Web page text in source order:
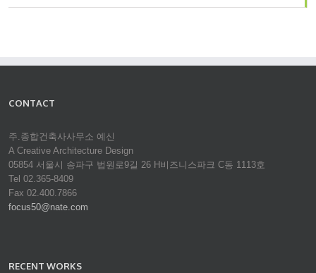
CONTACT
주.종합건축사사무소 예신
A Creative Architecture Design
05854 서울시 송파구 법원로9길 26 H비즈니스파크 C동 1113호
Tel 02.365-8409
Fax 02.400.7866
focus50@nate.com
RECENT WORKS